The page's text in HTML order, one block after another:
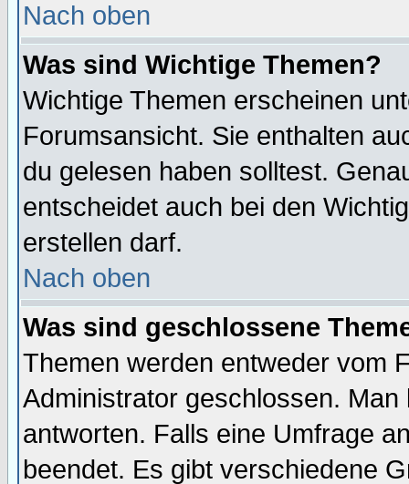
Nach oben
Was sind Wichtige Themen?
Wichtige Themen erscheinen
Forumsansicht. Sie enthalten
du gelesen haben solltest.
entscheidet auch bei den
erstellen darf.
Nach oben
Was sind geschlossene
Themen werden entweder vom
Administrator geschlossen.
antworten. Falls eine Umfrage
beendet. Es gibt verschiedene